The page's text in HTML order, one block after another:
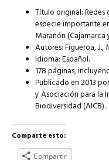
Título original:
especie importante
Marañón (Cajamarca
Autores: Figueroa, J.,
Idioma: Español.
178 páginas,
Publicado en 2013
y Asociación para la
Biodiversidad (AICB).
Comparte esto:
Compartir